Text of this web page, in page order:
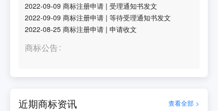
2022-09-09 商标注册申请 |受理通知书发文
2022-09-09 商标注册申请 |等待受理通知书发文
2022-08-25 商标注册申请 |申请收文
商标公告
近期商标资讯 查看全部 >